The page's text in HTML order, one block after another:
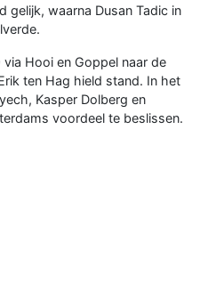
gelijk, waarna Dusan Tadic in
Hooi en Goppel naar de
ten Hag hield stand. In het
Kasper Dolberg en
voordeel te beslissen.